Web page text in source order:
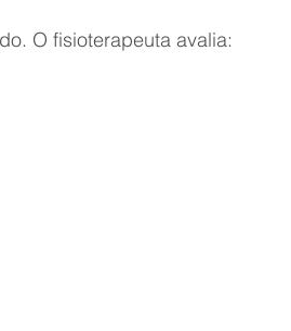
O fisioterapeuta avalia: